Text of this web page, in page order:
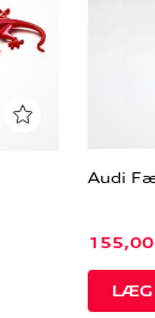
Audi
155,00